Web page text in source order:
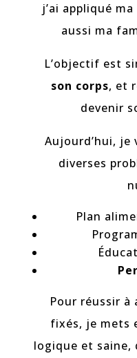
j’ai appliqué
aussi ma
L’objectif est
son corps, et
devenir
Aujourd’hui, je
diverses
Plan
Pour réussir
fixés, je mets
logique et saine,